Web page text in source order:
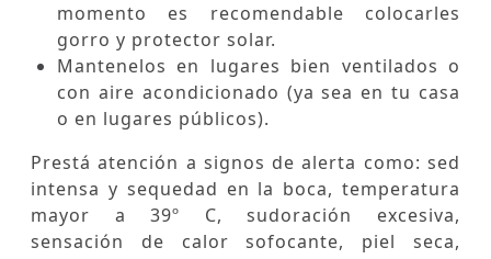
momento es recomendable colocarles
gorro y protector solar.
Mantenelos en lugares bien ventilados o
con aire acondicionado (ya sea en tu casa
o en lugares públicos).
Prestá atención a signos de alerta como: sed
intensa y sequedad en la boca, temperatura
mayor a 39º C, sudoración excesiva,
sensación de calor sofocante, piel seca,